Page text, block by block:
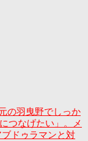
の羽曳野でしっか
つなげたい」。メ
ドゥラマンと対